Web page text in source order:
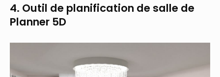
4. Outil de planification de salle de
Planner 5D